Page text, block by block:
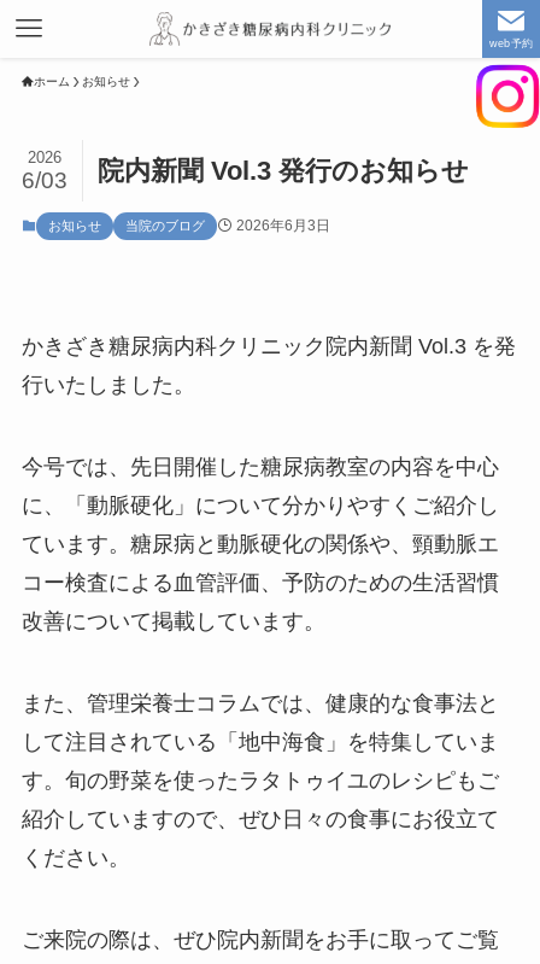
web予約
ホーム お知らせ
院内新聞 Vol.3 発行のお知らせ
2026
6/03
お知らせ 当院のブログ 2026年6月3日
かきざき糖尿病内科クリニック院内新聞 Vol.3 を発
行いたしました。
今号では、先日開催した糖尿病教室の内容を中心
に、「動脈硬化」について分かりやすくご紹介し
ています。糖尿病と動脈硬化の関係や、頸動脈エ
コー検査による血管評価、予防のための生活習慣
改善について掲載しています。
また、管理栄養士コラムでは、健康的な食事法と
して注目されている「地中海食」を特集していま
す。旬の野菜を使ったラタトゥイユのレシピもご
紹介していますので、ぜひ日々の食事にお役立て
ください。
ご来院の際は、ぜひ院内新聞をお手に取ってご覧